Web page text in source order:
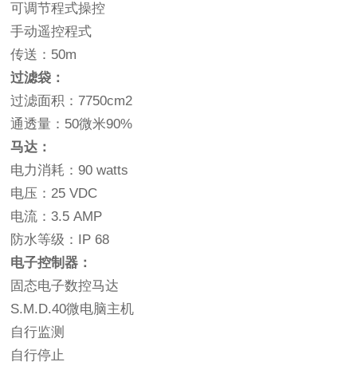
可调节程式操控
手动遥控程式
传送：50m
过滤袋：
过滤面积：7750cm2
通透量：50微米90%
马达：
电力消耗：90 watts
电压：25 VDC
电流：3.5 AMP
防水等级：IP 68
电子控制器：
固态电子数控马达
S.M.D.40微电脑主机
自行监测
自行停止